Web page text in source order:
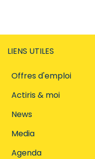
LIENS UTILES
Offres d'emploi
Actiris & moi
News
Media
Agenda